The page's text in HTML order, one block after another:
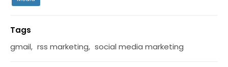
Tags
gmail, rss marketing, social media marketing